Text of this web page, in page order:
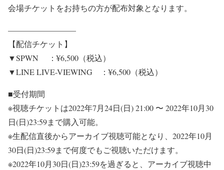
会場チケットをお持ちの方が配布対象となります。
————————–
【配信チケット】
▼SPWN ：¥6,500（税込）
▼LINE LIVE-VIEWING ：¥6,500（税込）
■受付期間
※視聴チケットは2022年7月24日(日) 21:00 〜 2022年10月30
日(日)23:59まで購入可能。
※生配信直後からアーカイブ視聴可能となり、2022年10月
30日(日)23:59まで何度でもご視聴いただけます。
※2022年10月30日(日)23:59を過ぎると、アーカイブ視聴中